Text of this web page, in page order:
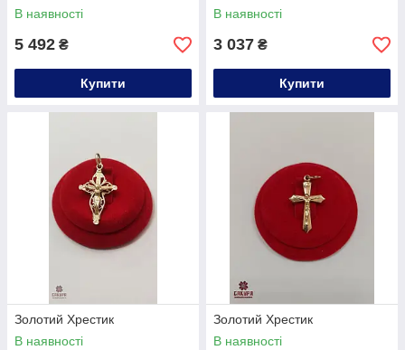
В наявності
5 492 ₴
Купити
В наявності
3 037 ₴
Купити
Золотий Хрестик
В наявності
Золотий Хрестик
В наявності